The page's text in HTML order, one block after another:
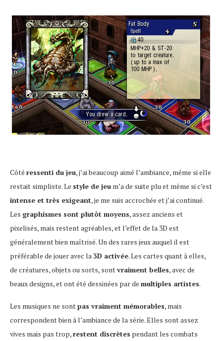
Côté ressenti du jeu, j’ai beaucoup aimé l’ambiance, même si elle
restait simpliste. Le style de jeu m’a de suite plu et même si c’est
intense et très exigeant, je me suis accrochée et j’ai continué.
Les graphismes sont plutôt moyens, assez anciens et
pixelisés, mais restent agréables, et l’effet de la 3D est
généralement bien maîtrisé. Un des rares jeux auquel il est
préférable de jouer avec la 3D activée. Les cartes quant à elles,
de créatures, objets ou sorts, sontvraiment belles, avec de
beaux designs, et ont été dessinées par de multiples artistes.
Les musiques ne sontpas vraiment mémorables, mais
correspondent bien à l’ambiance de la série. Elles sont assez
vives mais pas trop,restent discrètes pendant les combats